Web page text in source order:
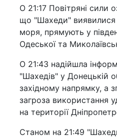
О 21:17 Повітряні сили
що "Шахеди"
моря, прямують у
Одеської та
О 21:43 надійшла
"Шахедів" у Донецькій
західному напрямку, а
загроза використання
на території
Станом на 21:49